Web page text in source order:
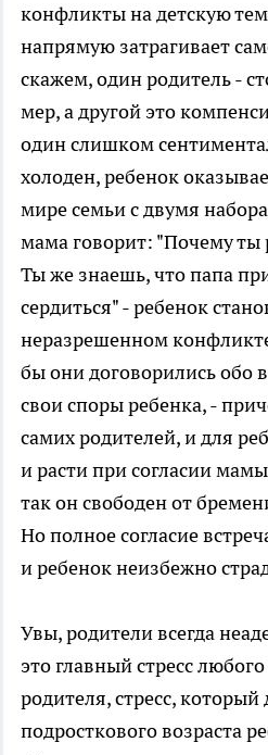
конфликты на детскую
напрямую затрагивает
скажем, один родитель -
мер, а другой это
один слишком
холоден, ребенок
мире семьи с двумя
мама говорит: "Почему ты
Ты же знаешь, что папа
сердиться" - ребенок
неразрешенном
бы они договорились обо
свои споры ребенка, -
самих родителей, и для
и расти при согласии
так он свободен от
Но полное согласие
и ребенок неизбежно
Увы, родители всегда
это главный стресс
родителя, стресс, который
подросткового возраста